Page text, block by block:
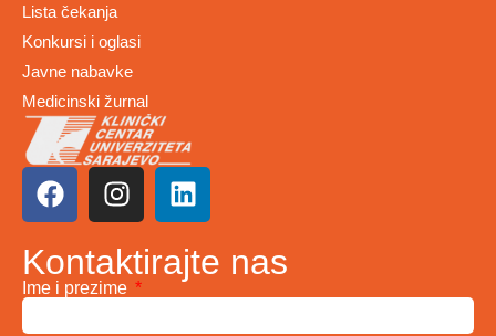
Lista čekanja
Konkursi i oglasi
Javne nabavke
Medicinski žurnal
Kontaktirajte nas
Ime i prezime